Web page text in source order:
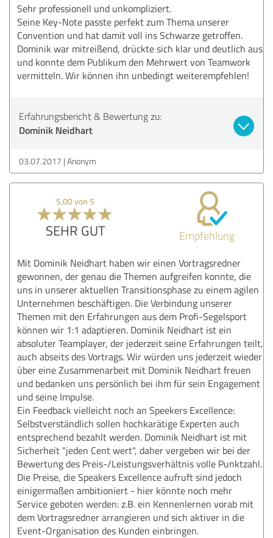
Sehr professionell und unkompliziert.
Seine Key-Note passte perfekt zum Thema unserer
Convention und hat damit voll ins Schwarze getroffen.
Dominik war mitreißend, drückte sich klar und deutlich aus
und konnte dem Publikum den Mehrwert von Teamwork
vermitteln. Wir können ihn unbedingt weiterempfehlen!
Erfahrungsbericht & Bewertung zu:
Dominik Neidhart
03.07.2017 Anonym
5,00 von 5
SEHR GUT Empfehlung
Mit Dominik Neidhart haben wir einen Vortragsredner
gewonnen, der genau die Themen aufgreifen konnte, die
uns in unserer aktuellen Transitionsphase zu einem agilen
Unternehmen beschäftigen. Die Verbindung unserer
Themen mit den Erfahrungen aus dem Profi-Segelsport
können wir 1:1 adaptieren. Dominik Neidhart ist ein
absoluter Teamplayer, der jederzeit seine Erfahrungen teilt,
auch abseits des Vortrags. Wir würden uns jederzeit wieder
über eine Zusammenarbeit mit Dominik Neidhart freuen
und bedanken uns persönlich bei ihm für sein Engagement
und seine Impulse.
Ein Feedback vielleicht noch an Speekers Excellence:
Selbstverständlich sollen hochkarätige Experten auch
entsprechend bezahlt werden. Dominik Neidhart ist mit
Sicherheit "jeden Cent wert", daher vergeben wir bei der
Bewertung des Preis-/Leistungsverhältnis volle Punktzahl.
Die Preise, die Speakers Excellence aufruft sind jedoch
einigermaßen ambitioniert - hier könnte noch mehr
Service geboten werden: z.B. ein Kennenlernen vorab mit
dem Vortragsredner arrangieren und sich aktiver in die
Event-Organisation des Kunden einbringen.